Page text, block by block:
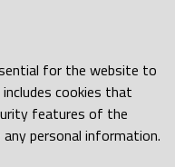
for the website to
cookies that
features of the
personal information.